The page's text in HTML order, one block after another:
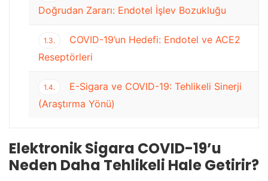
Doğrudan Zararı: Endotel İşlev Bozukluğu
1.3.
COVID-19’un Hedefi: Endotel ve ACE2
Reseptörleri
1.4.
E-Sigara ve COVID-19: Tehlikeli Sinerji
(Araştırma Yönü)
Elektronik Sigara COVID-19’u
Neden Daha Tehlikeli Hale Getirir?